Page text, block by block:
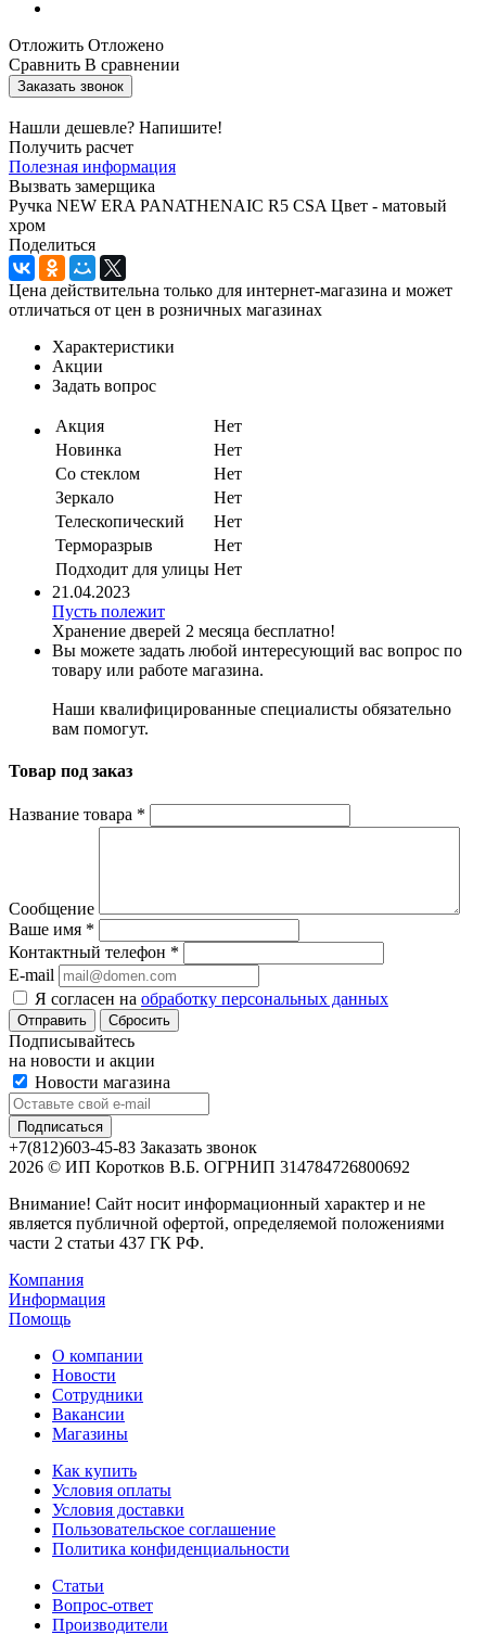
Отложить Отложено
Сравнить В сравнении
Заказать звонок
Нашли дешевле? Напишите!
Получить расчет
Полезная информация
Вызвать замерщика
Ручка NEW ERA PANATHENAIC R5 CSA Цвет - матовый
хром
Поделиться
Цена действительна только для интернет-магазина и может
отличаться от цен в розничных магазинах
Характеристики
Акции
Задать вопрос
Акция
Нет
Новинка
Нет
Со стеклом
Нет
Зеркало
Нет
Телескопический
Нет
Терморазрыв
Нет
Подходит для улицы Нет
21.04.2023
Пусть полежит
Хранение дверей 2 месяца бесплатно!
Вы можете задать любой интересующий вас вопрос по
товару или работе магазина.
Наши квалифицированные специалисты обязательно
вам помогут.
Товар под заказ
Название товара *
Сообщение
Ваше имя *
Контактный телефон *
E-mail
Я согласен на обработку персональных данных
Сбросить
Подписывайтесь
на новости и акции
Новости магазина
+7(812)603-45-83 Заказать звонок
2026 © ИП Коротков В.Б. ОГРНИП 314784726800692
Внимание! Сайт носит информационный характер и не
является публичной офертой, определяемой положениями
части 2 статьи 437 ГК РФ.
Компания
Информация
Помощь
О компании
Новости
Сотрудники
Вакансии
Магазины
Как купить
Условия оплаты
Условия доставки
Пользовательское соглашение
Политика конфиденциальности
Статьи
Вопрос-ответ
Производители